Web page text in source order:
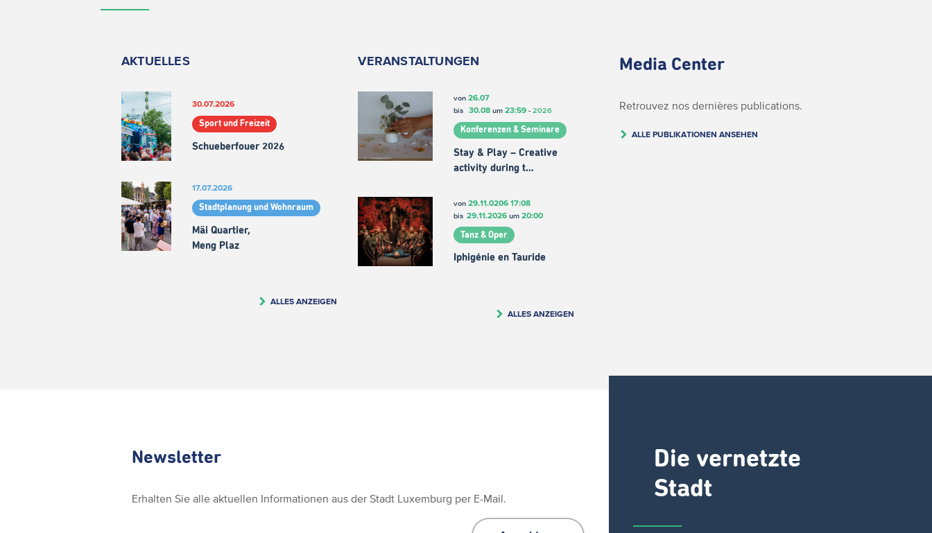
AKTUELLES
30.07.2026
Sport und Freizeit
Schueberfouer 2026
17.07.2026
Stadtplanung und Wohnraum
Mäi Quartier,
Meng Plaz
ALLES ANZEIGEN
VERANSTALTUNGEN
von 26.07
bis 30.08um 23:59- 2026
Konferenzen & Seminare
Stay & Play – Creative
activity during t…
von 29.11.0206 17:08
bis 29.11.2026um 20:00
Tanz & Oper
Iphigénie en Tauride
ALLES ANZEIGEN
Media Center
Retrouvez nos dernières publications.
ALLE PUBLIKATIONEN ANSEHEN
Die vernetzte
Stadt
Newsletter
Erhalten Sie alle aktuellen Informationen aus der Stadt Luxemburg per E-Mail.